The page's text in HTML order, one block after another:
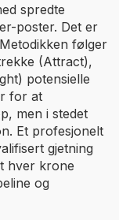
spredte
poster. Det er
følger
(Attract),
potensielle
for at
men i stedet
Et profesjonelt
gjetning
hver krone
og